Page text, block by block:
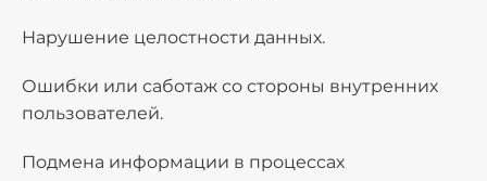
Нарушение целостности данных.
Ошибки или саботаж со стороны внутренних
пользователей.
Подмена информации в процессах